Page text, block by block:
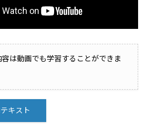
は動画でも学習することができま
キスト